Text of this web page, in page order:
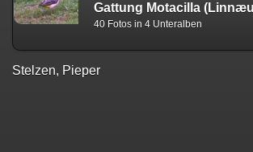
Gattung Motacilla
40 Fotos in 4 Unteralben
Stelzen, Pieper